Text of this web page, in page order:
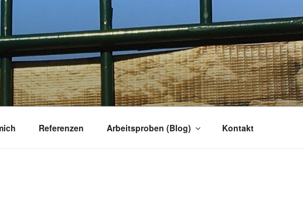
Referenzen Arbeitsproben (Blog) Kontakt